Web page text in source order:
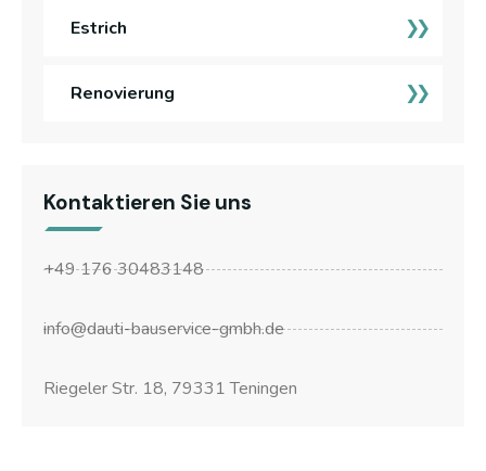
Estrich
Renovierung
Kontaktieren Sie uns
+49 176 30483148
info@dauti-bauservice-gmbh.de
Riegeler Str. 18, 79331 Teningen